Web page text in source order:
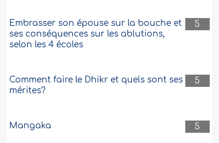
5
Embrasser son épouse sur la bouche et
ses conséquences sur les ablutions,
selon les 4 écoles
5
Comment faire le Dhikr et quels sont ses
mérites?
5
Mangaka